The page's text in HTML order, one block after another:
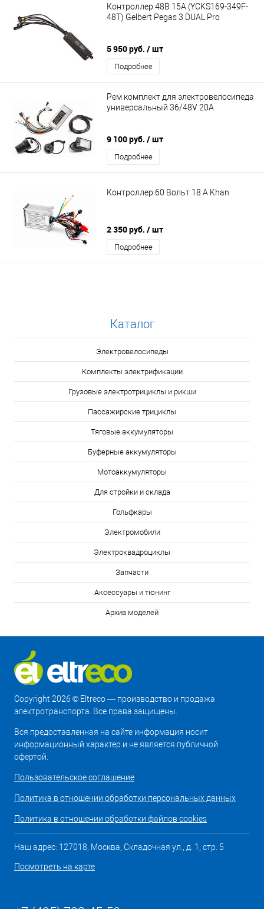
Контроллер 48В 15А (YCKS169-349F-
48T) Gelbert Pegas 3 DUAL Pro
5 950 руб. / шт
Подробнее
Рем комплект для электровелосипеда
универсальный 36/48V 20A
9 100 руб. / шт
Подробнее
Контроллер 60 Вольт 18 A Khan
2 350 руб. / шт
Подробнее
Каталог
Электровелосипеды
Комплекты электрификации
Грузовые электротрициклы и рикши
Пассажирские трициклы
Тяговые аккумуляторы
Буферные аккумуляторы
Мотоаккумуляторы
Для стройки и склада
Гольфкары
Электромобили
Электроквадроциклы
Запчасти
Аксессуары и тюнинг
Архив моделей
Copyright 2026 © Eltreco — производство и продажа
электротранспорта. Все права защищены.
Вся предоставленная на сайте информация носит
информационный характер и не является публичной
офертой.
Пользовательское соглашение
Политика в отношении обработки персональных данных
Политика в отношении обработки файлов cookies
Наш адрес: 127018, Москва, Складочная ул., д. 1, стр. 5
Посмотреть на карте